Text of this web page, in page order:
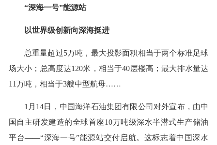
“深海一号”能源站
以世界级创新向深海挺进
总重量超过5万吨，最大投影面积相当于两个标准足球
场大小；总高度达120米，相当于40层楼高；最大排水量达
11万吨，相当于3艘中型航母……
1月14日，中国海洋石油集团有限公司对外宣布，由中
国自主研发建造的全球首座10万吨级深水半潜式生产储油
平台——“深海一号”能源站交付启航。这标志着中国深水